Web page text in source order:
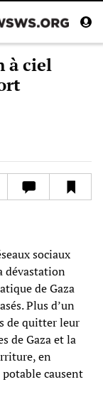
à ciel
sociaux
dévastation
de Gaza
Plus d’un
de quitter leur
de Gaza et la
en
causent